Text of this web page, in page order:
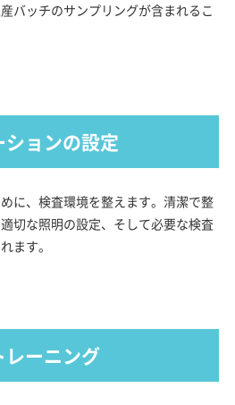
バッチのサンプリングが含まれるこ
ョンの設定
に、検査環境を整えます。清潔で整
切な照明の設定、そして必要な検査
ます。
ーニング